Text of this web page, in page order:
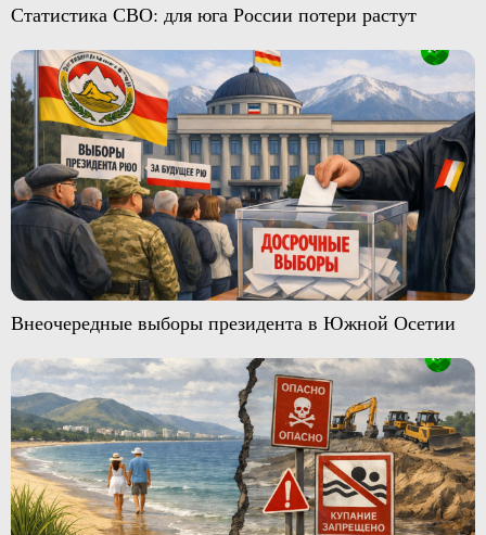
Статистика СВО: для юга России потери растут
Внеочередные выборы президента в Южной Осетии